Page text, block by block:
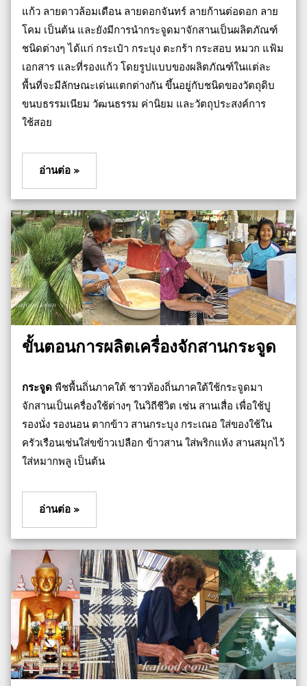
แก้ว ลายดาวล้อมเดือน ลายดอกจันทร์ ลายก้านต่อดอก ลาย
โคม เป็นต้น และยังมีการนำกระจูดมาจักสานเป็นผลิตภัณฑ์
ชนิดต่างๆ ได้แก่ กระเป๋า กระบุง ตะกร้า กระสอบ หมวก แฟ้ม
เอกสาร และที่รองแก้ว โดยรูปแบบของผลิตภัณฑ์ในแต่ละ
พื้นที่จะมีลักษณะเด่นแตกต่างกัน ขึ้นอยู่กับชนิดของวัตถุดิบ
ขนบธรรมเนียม วัฒนธรรม ค่านิยม และวัตถุประสงค์การ
ใช้สอย
อ่านต่อ »
ขั้นตอนการผลิตเครื่องจักสานกระจูด
กระจูด พืชพื้นถิ่นภาคใต้ ชาวท้องถิ่นภาคใต้ใช้กระจูดมา
จักสานเป็นเครื่องใช้ต่างๆ ในวิถีชีวิต เช่น สานเสื่อ เพื่อใช้ปู
รองนั่ง รองนอน ตากข้าว สานกระบุง กระเณอ ใส่ของใช้ใน
ครัวเรือนเช่นใส่ขข้าวเปลือก ข้าวสาน ใส่พริกแห้ง สานสมุกไว้
ใส่หมากพลู เป็นต้น
อ่านต่อ »